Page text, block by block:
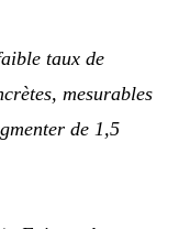
taux de
mesurables
de 1,5